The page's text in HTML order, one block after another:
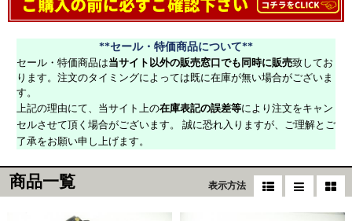
**セール・特価商品について**
セール・特価商品は当サイト以外の販売窓口でも同時に販売致してお
ります。注文のタイミングによっては既に在庫が無い場合がございま
す。
上記の理由にて、当サイト上の在庫表記の誤差等により注文をキャン
セルさせて頂く場合がございます。 誠に恐れ入りますが、ご理解とご
了承をお願い申し上げます。
商品一覧 表示方法